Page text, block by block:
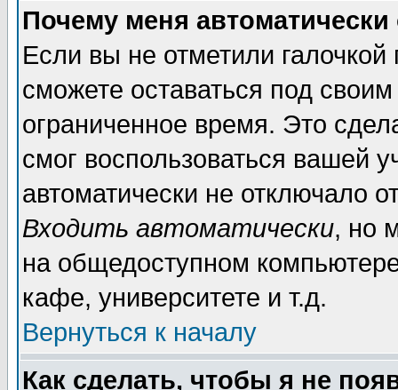
Почему меня автоматически
Если вы не отметили галочкой
сможете оставаться под
ограниченное время. Это
смог воспользоваться вашей
автоматически не отключало
Входить автоматически, но
на общедоступном
кафе, университете и т.д.
Вернуться к началу
Как сделать, чтобы я не